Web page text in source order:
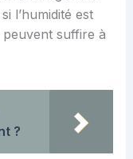
l’humidité est
suffire à
?